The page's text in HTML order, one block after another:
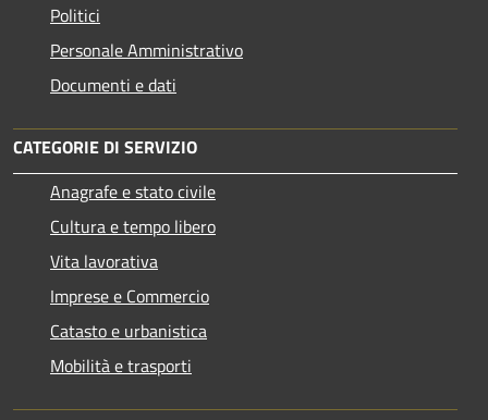
Politici
Personale Amministrativo
Documenti e dati
CATEGORIE DI SERVIZIO
Anagrafe e stato civile
Cultura e tempo libero
Vita lavorativa
Imprese e Commercio
Catasto e urbanistica
Mobilità e trasporti